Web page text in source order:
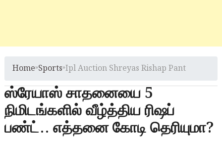
Home»Sports»Ipl Auction Shreyas Rishap Pant
ஸ்ரேயாஸ் சாதனையை 5
நிமிடங்களில் வீழ்த்திய ரிஷப்
பண்ட்.. எத்தனை கோடி தெரியுமா?